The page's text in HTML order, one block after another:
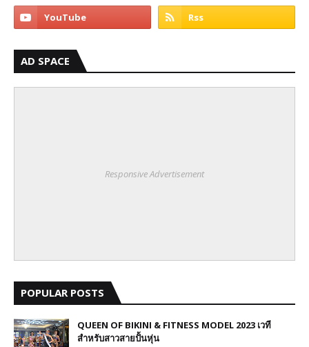
AD SPACE
Responsive Advertisement
POPULAR POSTS
QUEEN OF BIKINI & FITNESS MODEL 2023 เวที
สำหรับสาวสายปั้นหุ่น